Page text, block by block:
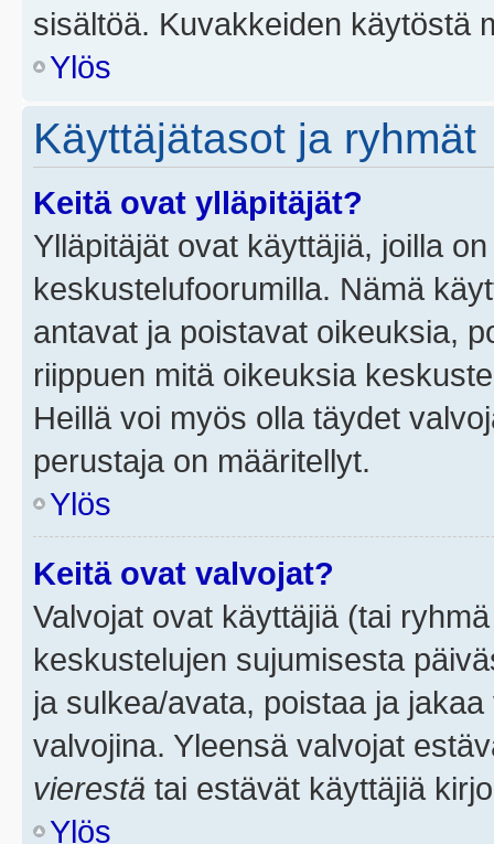
sisältöä. Kuvakkeiden käytöstä
Ylös
Käyttäjätasot ja ryhmät
Keitä ovat ylläpitäjät?
Ylläpitäjät ovat käyttäjiä, joilla
keskustelufoorumilla. Nämä
antavat ja poistavat oikeuksia,
riippuen mitä oikeuksia
Heillä voi myös olla täydet
perustaja on määritellyt.
Ylös
Keitä ovat valvojat?
Valvojat ovat käyttäjiä (tai
keskustelujen sujumisesta
ja sulkea/avata, poistaa ja
valvojina. Yleensä valvojat
vierestä tai estävät käyttäjiä
Ylös